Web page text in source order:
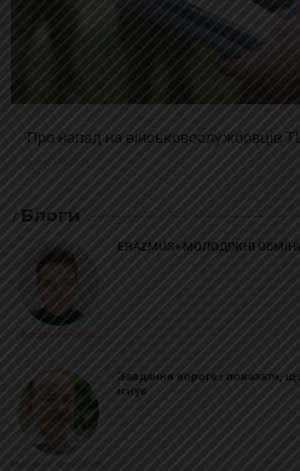
Про напад на військовослужбовців
Блоги
Богдан Козійчук
ERAZMUS+ МОЛОДІЖНІ
Михайло Цимбалюк
Завдання ворога - показати,
існує